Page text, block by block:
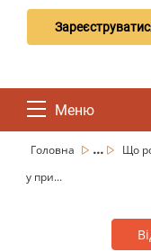
Меню
Головна ...
Що
у при...